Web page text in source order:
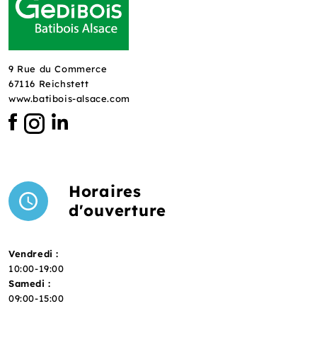
9 Rue du Commerce
67116 Reichstett
www.batibois-alsace.com
Horaires
d'ouverture
Vendredi :
10:00-19:00
Samedi :
09:00-15:00